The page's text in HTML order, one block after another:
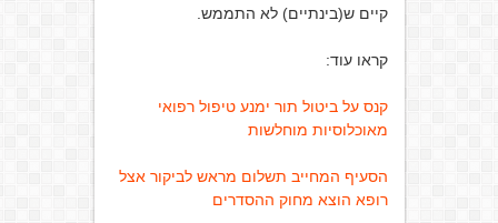
קיים ש(בינתיים) לא התממש.
קראו עוד:
קנס על ביטול תור ימנע טיפול רפואי
מאוכלוסיות מוחלשות
הסעיף המחייב תשלום מראש לביקור אצל
רופא הוצא מחוק ההסדרים